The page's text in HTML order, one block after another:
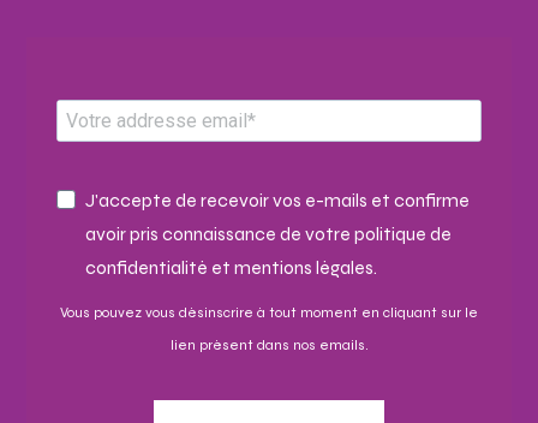
J'accepte de recevoir vos e-mails et confirme
avoir pris connaissance de votre politique de
confidentialité et mentions légales.
Vous pouvez vous désinscrire à tout moment en cliquant sur le
lien présent dans nos emails.